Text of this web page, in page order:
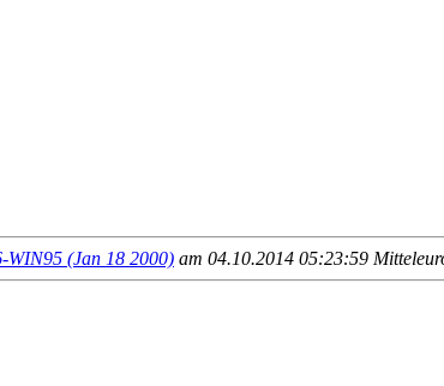
(Jan 18 2000) am 04.10.2014 05:23:59